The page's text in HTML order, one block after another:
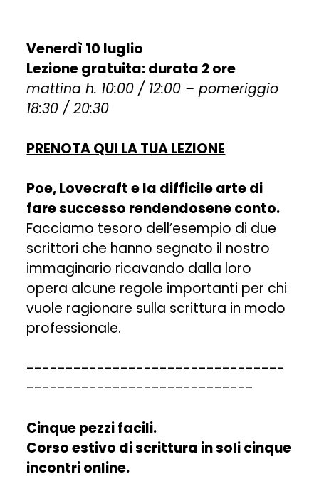
Venerdì 10 luglio
Lezione gratuita: durata 2 ore
mattina h. 10:00 / 12:00 – pomeriggio
18:30 / 20:30
PRENOTA QUI LA TUA LEZIONE
Poe, Lovecraft e la difficile arte di
fare successo rendendosene conto.
Facciamo tesoro dell’esempio di due
scrittori che hanno segnato il nostro
immaginario ricavando dalla loro
opera alcune regole importanti per chi
vuole ragionare sulla scrittura in modo
professionale.
---------------------------------
-----------------------------
Cinque pezzi facili.
Corso estivo di scrittura in soli cinque
incontri online.